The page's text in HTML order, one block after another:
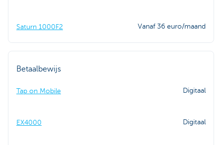
Saturn 1000F2 Vanaf 36 euro/maand
Betaalbewijs
Tap on Mobile Digitaal
EX4000 Digitaal